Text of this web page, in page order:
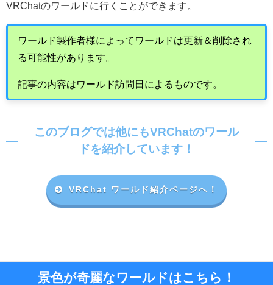
VRChatのワールドに行くことができます。
ワールド製作者様によってワールドは更新＆削除され
る可能性があります。
記事の内容はワールド訪問日によるものです。
このブログでは他にもVRChatのワール
ドを紹介しています！
VRChat ワールド紹介ページへ！
景色が奇麗なワールドはこちら！